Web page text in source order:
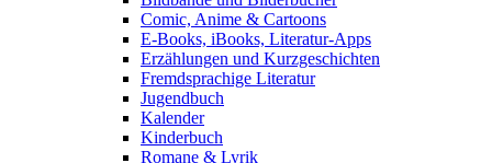
Comic, Anime & Cartoons
E-Books, iBooks, Literatur-Apps
Erzählungen und Kurzgeschichten
Fremdsprachige Literatur
Jugendbuch
Kalender
Kinderbuch
Romane & Lyrik